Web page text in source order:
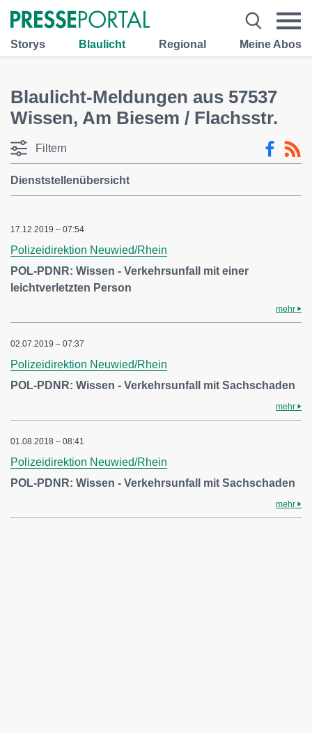
Storys Blaulicht Regional Meine Abos
Blaulicht-Meldungen aus 57537
Wissen, Am Biesem / Flachsstr.
Filtern
Dienststellenübersicht
17.12.2019 – 07:54
Polizeidirektion Neuwied/Rhein
POL-PDNR: Wissen - Verkehrsunfall mit einer
leichtverletzten Person
mehr
02.07.2019 – 07:37
Polizeidirektion Neuwied/Rhein
POL-PDNR: Wissen - Verkehrsunfall mit Sachschaden
mehr
01.08.2018 – 08:41
Polizeidirektion Neuwied/Rhein
POL-PDNR: Wissen - Verkehrsunfall mit Sachschaden
mehr